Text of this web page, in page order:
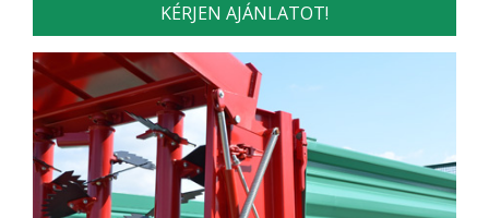
RÓLUNK
TERMÉKEINK
GÉPÁTADÁSOK
HÍREK
KÉRJEN AJÁNLATOT!